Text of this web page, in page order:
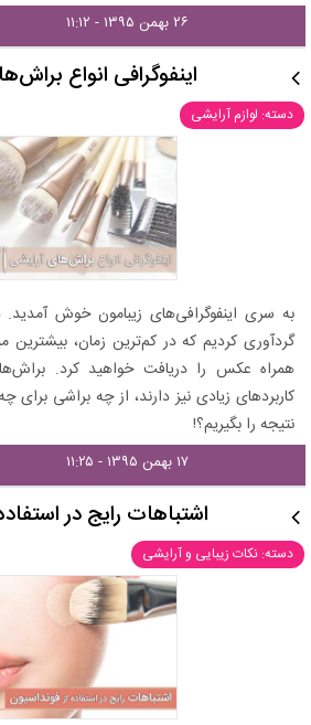
۲۶ بهمن ۱۳۹۵ - ۱۱:۱۲
اینفوگرافی انواع
دسته: لوازم آرایشی
به سری اینفوگرافی‌های زیبامون خوش آمدید.
گردآوری کردیم که در کم‌ترین زمان، بیشترین
همراه عکس را دریافت خواهید کرد.
کاربردهای زیادی نیز دارند، از چه براشی برای
نتیجه را بگیریم؟!
۱۷ بهمن ۱۳۹۵ - ۱۱:۲۵
اشتباهات رایج در
دسته: نکات زیبایی و آرایشی